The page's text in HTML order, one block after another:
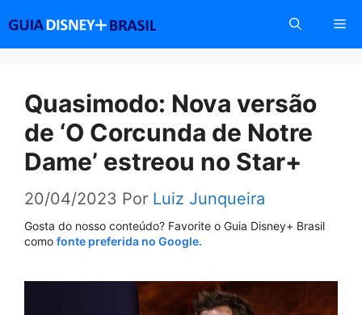
conteúdo
Quasimodo: Nova versão
de ‘O Corcunda de Notre
Dame’ estreou no Star+
20/04/2023 Por Luiz Junqueira
Gosta do nosso conteúdo? Favorite o Guia Disney+ Brasil
como fonte preferida no Google.